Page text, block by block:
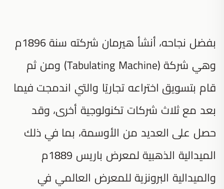
بفضل نجاحه، أنشأ هيرمان شركته سنة 1896م
وهي شركة (Tabulating Machine) ومن ثم
قام بتسويق اختراعه تجاريًا والتي اندمجت فيما
بعد مع ثلاث شركات تكنولوجية أخرى، وقد
حصل على العديد من الأوسمة، بما في ذلك
الميدالية الذهبية لمعرض باريس 1889م
والميدالية البرونزية للمعرض العالمي في